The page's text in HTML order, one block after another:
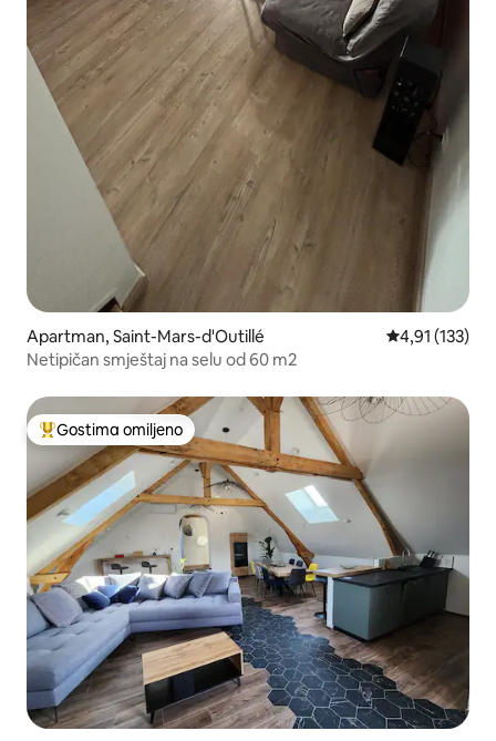
Apartman, Saint-Mars-d'Outillé Prosečna
4,91 (133)
Netipičan smještaj na selu od 60 m2
Najuspešniji među gostima omiljenim
Gostima omiljeno